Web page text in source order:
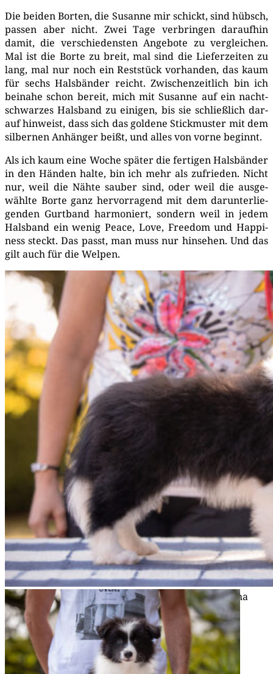
Die bei­den Bor­ten, die Susan­ne mir schickt, sind hübsch,
pas­sen aber nicht. Zwei Tage ver­brin­gen dar­auf­hin
damit, die ver­schie­dens­ten Ange­bo­te zu ver­glei­chen.
Mal ist die Bor­te zu breit, mal sind die Lie­fer­zei­ten zu
lang, mal nur noch ein Rest­stück vor­han­den, das kaum
für sechs Hals­bän­der reicht. Zwi­schen­zeit­lich bin ich
bei­na­he schon bereit, mich mit Susan­ne auf ein nacht­
schwar­zes Hals­band zu eini­gen, bis sie schließ­lich dar­
auf hin­weist, dass sich das gol­de­ne Stick­mus­ter mit dem
sil­ber­nen Anhän­ger beißt, und alles von vor­ne beginnt.
Als ich kaum eine Woche spä­ter die fer­ti­gen Hals­bän­der
in den Hän­den hal­te, bin ich mehr als zufrie­den. Nicht
nur, weil die Näh­te sau­ber sind, oder weil die aus­ge­
wähl­te Bor­te ganz her­vor­ra­gend mit dem dar­un­ter­lie­
gen­den Gurt­band har­mo­niert, son­dern weil in jedem
Hals­band ein wenig Peace, Love, Free­dom und Hap­pi­
ness steckt. Das passt, man muss nur hin­se­hen. Und das
gilt auch für die Welpen.
12|09|2022 – Kar­ma, Broad­me­a­dows Instant Karma